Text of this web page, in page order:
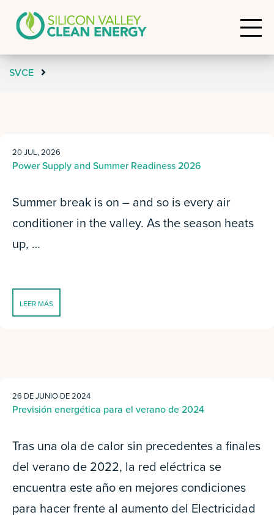
SVCE
20 JUL, 2026
Power Supply and Summer Readiness 2026
Summer break is on – and so is every air
conditioner in the valley. As the season heats
up, …
LEER MÁS
26 DE JUNIO DE 2024
Previsión energética para el verano de 2024
Tras una ola de calor sin precedentes a finales
del verano de 2022, la red eléctrica se
encuentra este año en mejores condiciones
para hacer frente al aumento del Electricidad